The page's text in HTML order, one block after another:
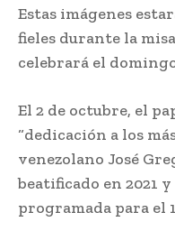
Estas imágenes
fieles durante la
celebrará el
El 2 de octubre, el
“dedicación a los
venezolano José
beatificado en 2021
programada para el